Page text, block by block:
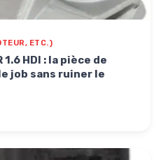
ETC.)
HDI : la pièce de
job sans ruiner le